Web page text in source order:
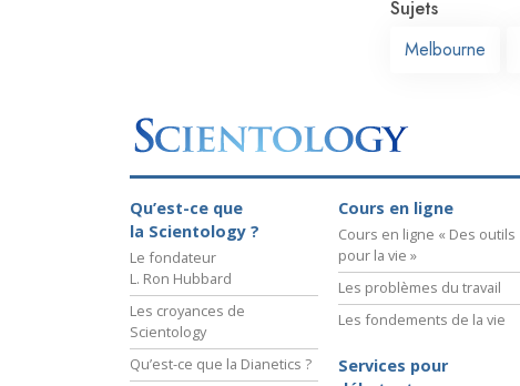
Sujets
Melbourne
Qu’est-ce que
la Scientology ?
Le fondateur
L. Ron Hubbard
Les croyances de
Scientology
Qu’est-ce que la Dianetics ?
Cours en ligne
Cours en ligne « Des outils
pour la vie »
Les problèmes du travail
Les fondements de la vie
Services pour